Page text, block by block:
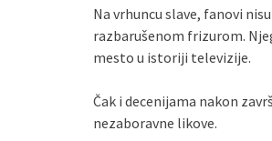
Na vrhuncu slave, fanovi
razbarušenom frizurom.
mesto u istoriji televizije.
Čak i decenijama nakon
nezaboravne likove.